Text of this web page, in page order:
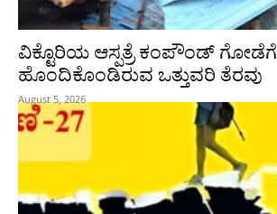
ವಿಕ್ಟೊರಿಯ ಆಸ್ಪತ್ರೆ ಕಂಪೌಂಡ್ ಗೋಡೆಗೆ
ಹೊಂದಿಕೊಂಡಿರುವ ಒತ್ತುವರಿ ತೆರವು
August 5, 2026